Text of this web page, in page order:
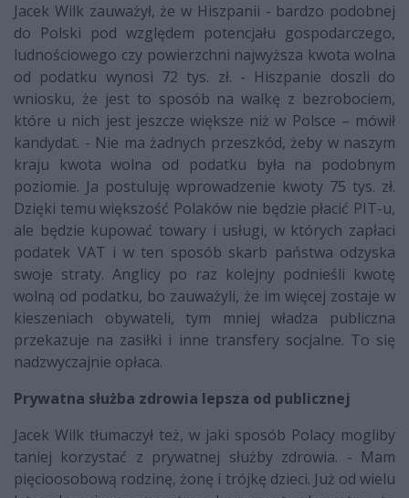
Jacek Wilk zauważył, że w Hiszpanii - bardzo podobnej
do Polski pod względem potencjału gospodarczego,
ludnościowego czy powierzchni najwyższa kwota wolna
od podatku wynosi 72 tys. zł. - Hiszpanie doszli do
wniosku, że jest to sposób na walkę z bezrobociem,
które u nich jest jeszcze większe niż w Polsce – mówił
kandydat. - Nie ma żadnych przeszkód, żeby w naszym
kraju kwota wolna od podatku była na podobnym
poziomie. Ja postuluję wprowadzenie kwoty 75 tys. zł.
Dzięki temu większość Polaków nie będzie płacić PIT-u,
ale będzie kupować towary i usługi, w których zapłaci
podatek VAT i w ten sposób skarb państwa odzyska
swoje straty. Anglicy po raz kolejny podnieśli kwotę
wolną od podatku, bo zauważyli, że im więcej zostaje w
kieszeniach obywateli, tym mniej władza publiczna
przekazuje na zasiłki i inne transfery socjalne. To się
nadzwyczajnie opłaca.
Prywatna służba zdrowia lepsza od publicznej
Jacek Wilk tłumaczył też, w jaki sposób Polacy mogliby
taniej korzystać z prywatnej służby zdrowia. - Mam
pięcioosobową rodzinę, żonę i trójkę dzieci. Już od wielu